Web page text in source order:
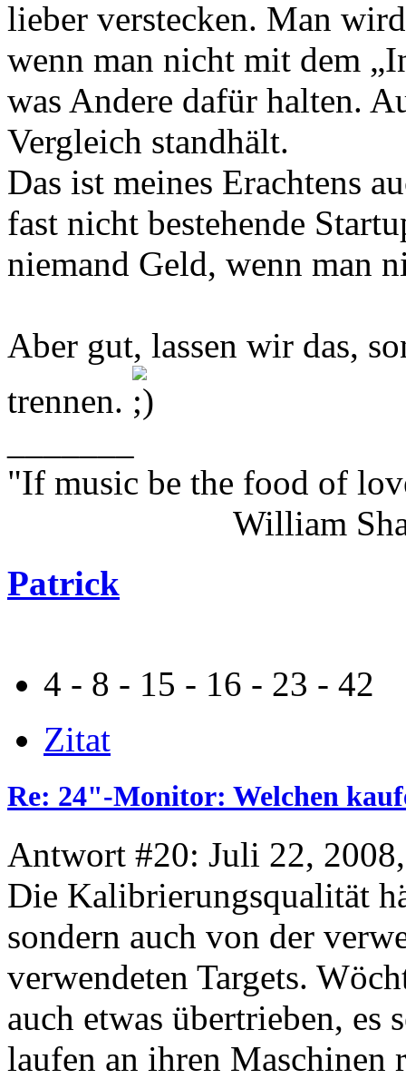
lieber verstecken. Man
wenn man nicht mit dem
was Andere dafür halten.
Vergleich standhält.
Das ist meines Erachtens
fast nicht bestehende
niemand Geld, wenn man
Aber gut, lassen wir das,
trennen.
"If music be the food of
William
Patrick
4 - 8 - 15 - 16 - 23 - 42
Zitat
Re: 24"-Monitor: Welchen
Antwort #20: Juli 22,
Die Kalibrierungsqualität
sondern auch von der
verwendeten Targets.
auch etwas übertrieben,
laufen an ihren Maschinen